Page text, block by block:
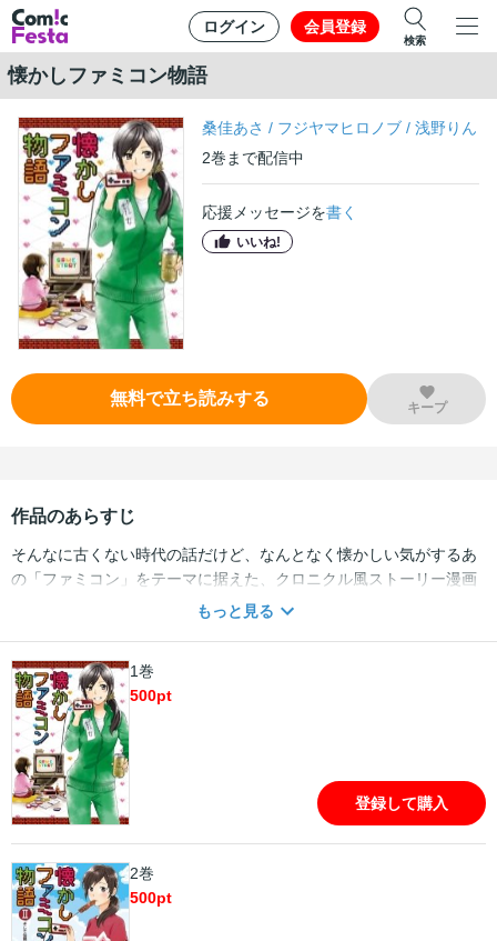
ログイン 会員登録
検索
懐かしファミコン物語
桑佳あさ / フジヤマヒロノブ /浅野りん
2巻 まで配信中
応援メッセージを書く
いいね!
無料で立ち読みする キープ
作品のあらすじ
そんなに古くない時代の話だけど、なんとなく懐かしい気がするあ
の「ファミコン」をテーマに据えた、クロニクル風ストーリー漫画
アンソロジー。読めば、まるでタイムマシンに乗って、ファミコン
もっと見る
1巻
500pt
登録して購入
2巻
500pt